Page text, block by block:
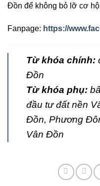
Đồn để không bỏ lỡ cơ
Fanpage: https://
Từ khóa chính:
Đồn
Từ khóa phụ:
đầu tư đất nền
Đồn, Phương
Vân Đồn